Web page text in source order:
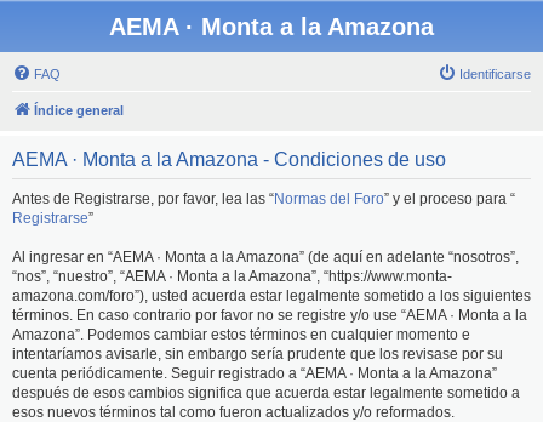
AEMA · Monta a la Amazona
FAQ Identificarse
Índice general
AEMA · Monta a la Amazona - Condiciones de uso
Antes de Registrarse, por favor, lea las “Normas del Foro” y el proceso para “
Registrarse”
Al ingresar en “AEMA · Monta a la Amazona” (de aquí en adelante “nosotros”,
“nos”, “nuestro”, “AEMA · Monta a la Amazona”, “https://www.monta-
amazona.com/foro”), usted acuerda estar legalmente sometido a los siguientes
términos. En caso contrario por favor no se registre y/o use “AEMA · Monta a la
Amazona”. Podemos cambiar estos términos en cualquier momento e
intentaríamos avisarle, sin embargo sería prudente que los revisase por su
cuenta periódicamente. Seguir registrado a “AEMA · Monta a la Amazona”
después de esos cambios significa que acuerda estar legalmente sometido a
esos nuevos términos tal como fueron actualizados y/o reformados.